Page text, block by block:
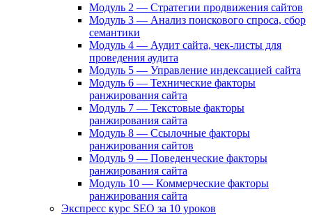
Модуль 2 — Стратегии продвижения сайтов
Модуль 3 — Анализ поискового спроса, сбор
семантики
Модуль 4 — Аудит сайта, чек-листы для
проведения аудита
Модуль 5 — Управление индексацией сайта
Модуль 6 — Технические факторы
ранжирования сайта
Модуль 7 — Текстовые факторы
ранжирования сайта
Модуль 8 — Ссылочные факторы
ранжирования сайтов
Модуль 9 — Поведенческие факторы
ранжирования сайта
Модуль 10 — Коммерческие факторы
ранжирования сайта
Экспресс курс SEO за 10 уроков